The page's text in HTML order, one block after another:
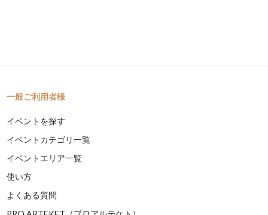
一般ご利用者様
イベントを探す
イベントカテゴリ一覧
イベントエリア一覧
使い方
よくある質問